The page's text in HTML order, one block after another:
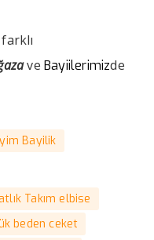
veBayiilerimizde
Bayilik
Takım elbise
beden ceket